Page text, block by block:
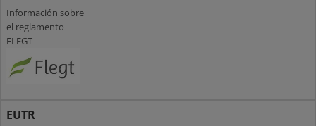
Información sobre
el reglamento
FLEGT
EUTR